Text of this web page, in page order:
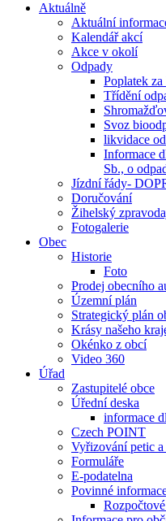
Aktuálně
Aktuální
Kalendář akcí
Akce v okolí
Odpady
Poplatek
Třídění
Svoz
likvidace
Informace
Sb., o
Jízdní řády-
Doručování
Žihelský
Fotogalerie
Obec
Historie
Foto
Prodej obecního
Územní plán
Strategický plán
Krásy našeho
Okénko z obcí
Video 360
Úřad
Zastupitelé obce
Úřední deska
informace
Czech POINT
Vyřizování petic a
Formuláře
E-podatelna
Povinné